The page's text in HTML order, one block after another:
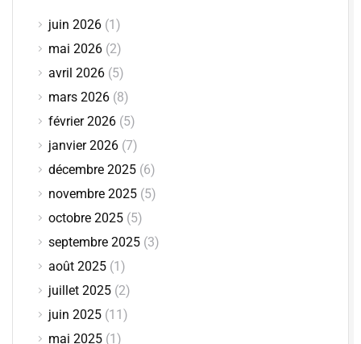
juin 2026 (1)
mai 2026 (2)
avril 2026 (5)
mars 2026 (8)
février 2026 (5)
janvier 2026 (7)
décembre 2025 (6)
novembre 2025 (5)
octobre 2025 (5)
septembre 2025 (3)
août 2025 (1)
juillet 2025 (2)
juin 2025 (11)
mai 2025 (1)